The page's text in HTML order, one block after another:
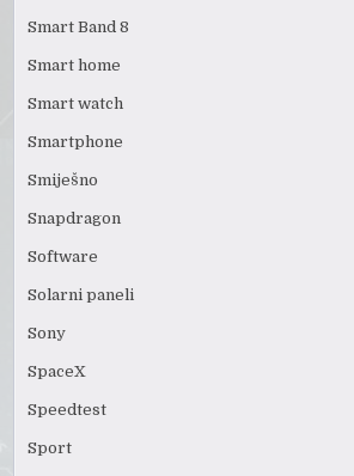
Smart Band 8
Smart home
Smart watch
Smartphone
Smiješno
Snapdragon
Software
Solarni paneli
Sony
SpaceX
Speedtest
Sport